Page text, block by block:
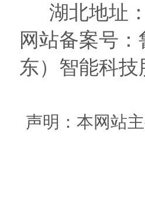
湖北地址
网站备案号：
东）智能科技
声明：本网站